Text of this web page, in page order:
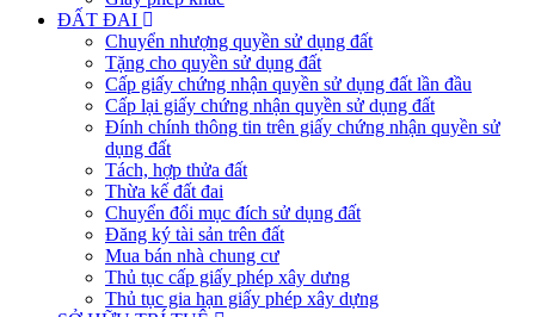
ĐẤT ĐAI
Chuyển nhượng quyền sử dụng đất
Tặng cho quyền sử dụng đất
Cấp giấy chứng nhận quyền sử dụng đất lần đầu
Cấp lại giấy chứng nhận quyền sử dụng đất
Đính chính thông tin trên giấy chứng nhận quyền sử
dụng đất
Tách, hợp thửa đất
Thừa kế đất đai
Chuyển đổi mục đích sử dụng đất
Đăng ký tài sản trên đất
Mua bán nhà chung cư
Thủ tục cấp giấy phép xây dưng
Thủ tục gia hạn giấy phép xây dựng